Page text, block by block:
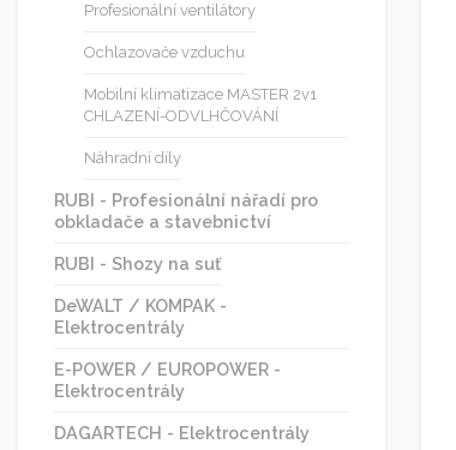
Profesionální ventilátory
Ochlazovače vzduchu
Mobilní klimatizace MASTER 2v1
CHLAZENÍ-ODVLHČOVÁNÍ
Náhradní díly
RUBI - Profesionální nářadí pro
obkladače a stavebnictví
RUBI - Shozy na suť
DeWALT / KOMPAK -
Elektrocentrály
E-POWER / EUROPOWER -
Elektrocentrály
DAGARTECH - Elektrocentrály